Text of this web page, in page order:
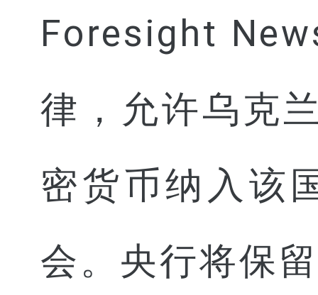
Foresight
律，允许乌克
密货币纳入该
会。央行将保